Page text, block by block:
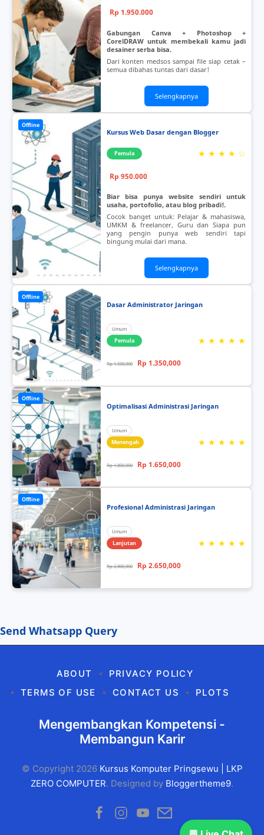
Rp 1.950.000
Gabungan Canva + Photoshop +
CorelDRAW untuk membekali kamu jadi
desainer serba bisa.
Dari konten medsos sampai file siap cetak –
semua dibahas tuntas dari dasar!
Selengkapnya
Offline
Kursus Web Dasar dengan Blogger
Pemula ★ ★ ★ ★ ☆
Rp 950.000
Biar bisa punya website sendiri untuk
usaha, portofolio, atau blog pribadi!.
Cocok banget untuk: Pelajar & mahasiswa,
UMKM & freelancer, Guru dan Siapa pun
yang pengin punya web sendiri tapi
bingung mulai dari mana.
Selengkapnya
Offline
Dasar Administrator Jaringan
Umum
Pemula ★ ★ ★ ★ ★
Rp 1.500,000 Rp 1.350,000
Offline
Optimalisasi Administrasi Jaringan
Umum
Menengah ★ ★ ★ ★ ★
Rp 1.800,000 Rp 1.650,000
Offline
Profesional Administrasi Jaringan
Umum
Lanjutan ★ ★ ★ ★ ★
Rp 2.800,000 Rp 2.650,000
Send Whatsapp Query
ABOUT
PRIVACY POLICY
TERMS OF USE
CONTACT US PLOTS
Mengembangkan Kompetensi -
Membangun Karir
© Copyright 2026 Kursus Komputer Pringsewu | LKP
ZERO COMPUTER. Designed by Bloggertheme9.